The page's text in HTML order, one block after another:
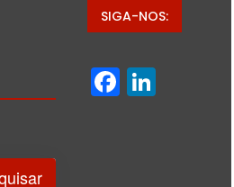
SIGA-NOS: